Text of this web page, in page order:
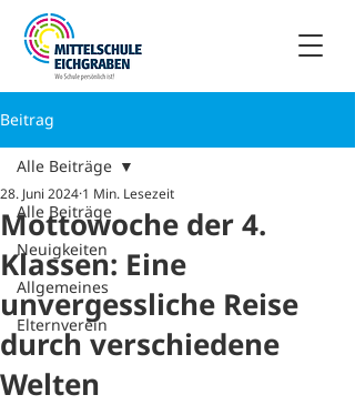
Beitrag
Alle Beiträge
Neuigkeiten
Allgemeines
Elternverein
Alle Beiträge
Mottowoche der 4.
Klassen: Eine
unvergessliche Reise
durch verschiedene
Welten
28. Juni 2024 1 Min. Lesezeit